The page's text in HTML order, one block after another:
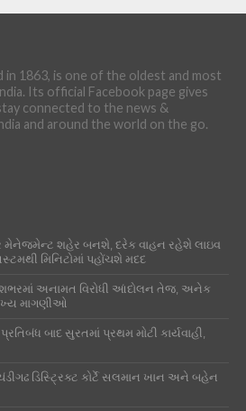
in 1863, is one of the oldest and most
Its official Facebook page gives
connected to the news &
and around the world on the go.
મેનેજમેન્ટ શહેર બનશે, દરેક વાહન રહેશે લાઇવ
મિનિટોમાં પહોંચશે મદદ
અનામત વિરોધી આંદોલન તેજ, અનેક
માગણીઓ
બાદ સુરતમાં પ્રથમ મોટી કાર્યવાહી,
ડિસ્ટ્રિક્ટ કોર્ટે સલમાન ખાન અને બહેન